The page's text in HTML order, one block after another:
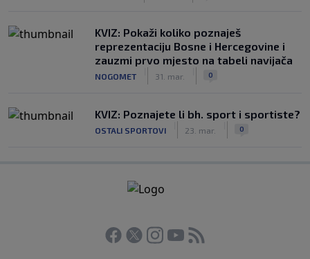
KVIZ: Pokaži koliko poznaješ
reprezentaciju Bosne i Hercegovine i
zauzmi prvo mjesto na tabeli navijača
NOGOMET 31. mar. 0
KVIZ: Poznajete li bh. sport i sportiste?
OSTALI SPORTOVI 23. mar. 0